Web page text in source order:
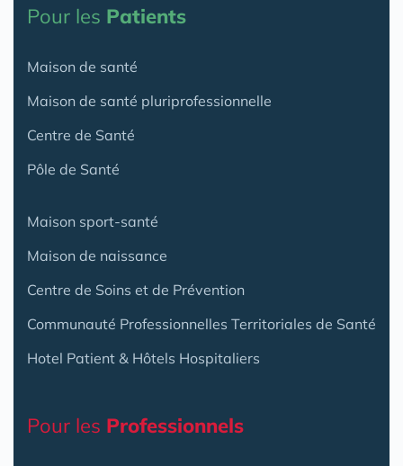
Pour les Patients
Maison de santé
Maison de santé pluriprofessionnelle
Centre de Santé
Pôle de Santé
Maison sport-santé
Maison de naissance
Centre de Soins et de Prévention
Communauté Professionnelles Territoriales de Santé
Hotel Patient & Hôtels Hospitaliers
Pour les Professionnels